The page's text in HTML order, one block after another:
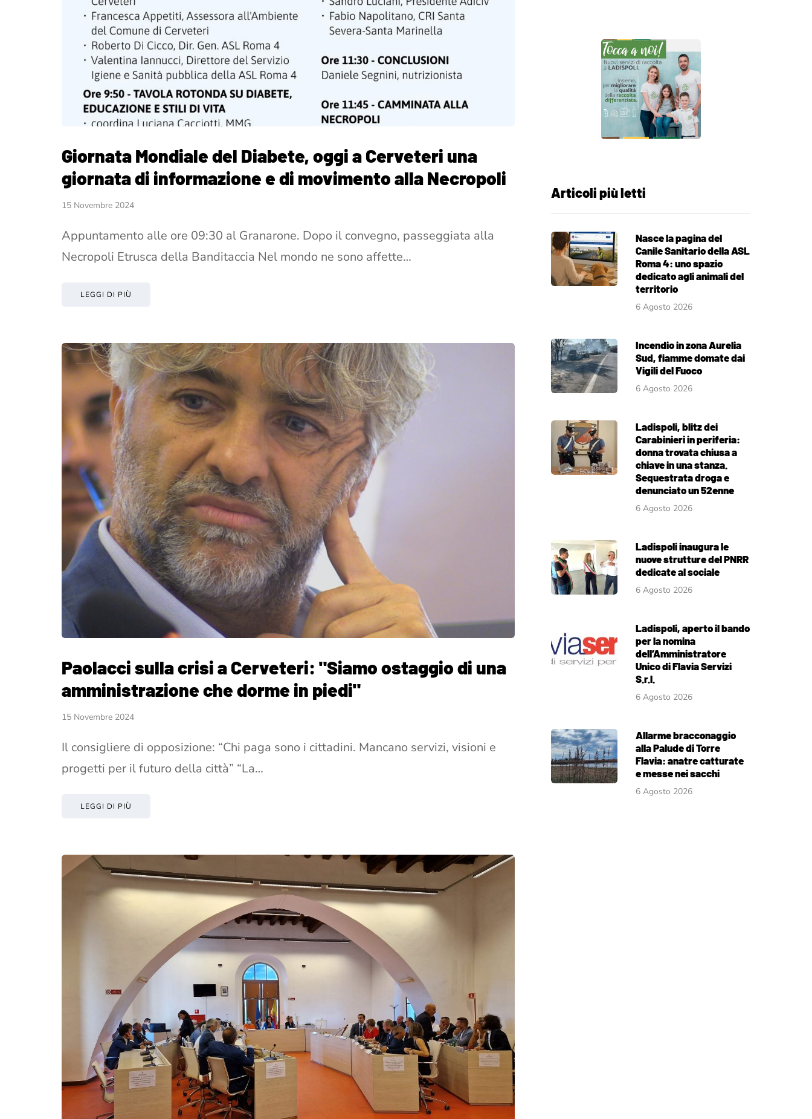
Giornata Mondiale del Diabete, oggi a Cerveteri una
giornata di informazione e di movimento alla Necropoli
15 Novembre 2024
Appuntamento alle ore 09:30 al Granarone. Dopo il convegno, passeggiata alla
Necropoli Etrusca della Banditaccia Nel mondo ne sono affette…
LEGGI DI PIÙ
Paolacci sulla crisi a Cerveteri: "Siamo ostaggio di una
amministrazione che dorme in piedi"
15 Novembre 2024
Il consigliere di opposizione: “Chi paga sono i cittadini. Mancano servizi, visioni e
progetti per il futuro della città” “La…
LEGGI DI PIÙ
Articoli più letti
Nasce la pagina del
Canile Sanitario della ASL
Roma 4: uno spazio
dedicato agli animali del
territorio
6 Agosto 2026
Incendio in zona Aurelia
Sud, fiamme domate dai
Vigili del Fuoco
6 Agosto 2026
Ladispoli, blitz dei
Carabinieri in periferia:
donna trovata chiusa a
chiave in una stanza.
Sequestrata droga e
denunciato un 52enne
6 Agosto 2026
Ladispoli inaugura le
nuove strutture del PNRR
dedicate al sociale
6 Agosto 2026
Ladispoli, aperto il bando
per la nomina
dell’Amministratore
Unico di Flavia Servizi
S.r.l.
6 Agosto 2026
Allarme bracconaggio
alla Palude di Torre
Flavia: anatre catturate
e messe nei sacchi
6 Agosto 2026